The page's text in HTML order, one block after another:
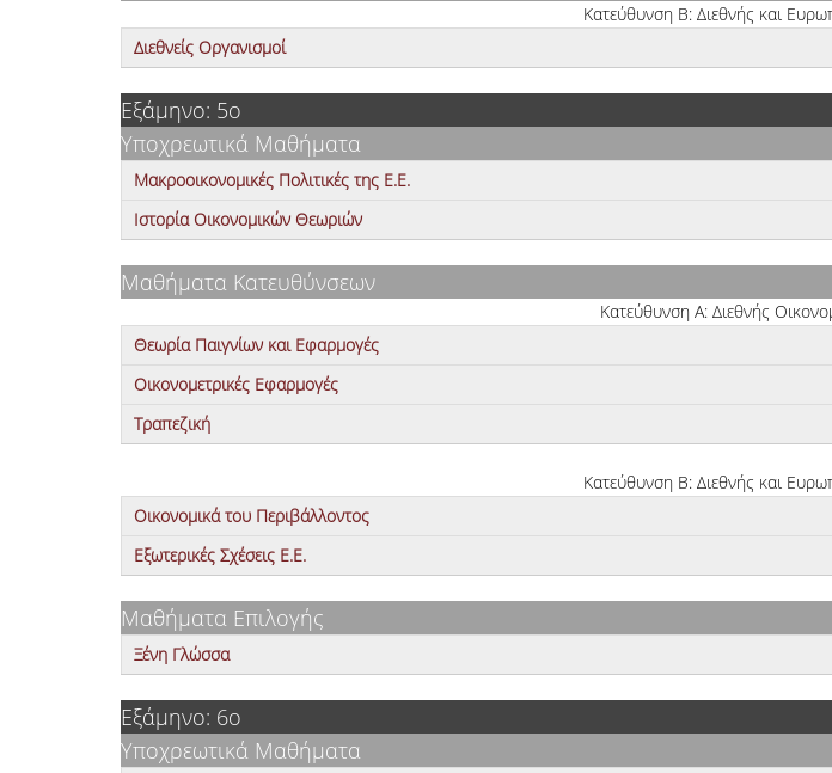
Κατεύθυνση Β: Διεθνής και
Διεθνείς Οργανισμοί
Εξάμηνο: 5ο
Υποχρεωτικά Μαθήματα
Μακροοικονομικές Πολιτικές της Ε.Ε.
Ιστορία Οικονομικών Θεωριών
Μαθήματα Κατευθύνσεων
Κατεύθυνση Α: Διεθνής
Θεωρία Παιγνίων και Εφαρμογές
Οικονομετρικές Εφαρμογές
Τραπεζική
Κατεύθυνση Β: Διεθνής και
Οικονομικά του Περιβάλλοντος
Εξωτερικές Σχέσεις Ε.Ε.
Μαθήματα Επιλογής
Ξένη Γλώσσα
Εξάμηνο: 6ο
Υποχρεωτικά Μαθήματα